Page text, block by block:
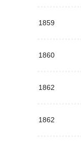
1859
1860
1862
1862